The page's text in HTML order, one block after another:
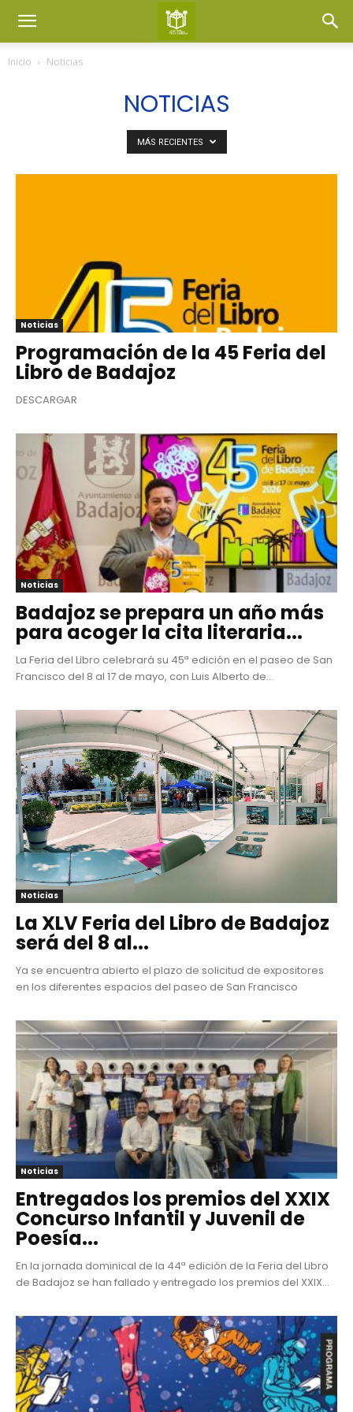
Inicio Noticias
NOTICIAS
MÁS RECIENTES
Noticias
Programación de la 45 Feria del
Libro de Badajoz
DESCARGAR
Noticias
Badajoz se prepara un año más
para acoger la cita literaria...
La Feria del Libro celebrará su 45ª edición en el paseo de San
Francisco del 8 al 17 de mayo, con Luis Alberto de...
Noticias
La XLV Feria del Libro de Badajoz
será del 8 al...
Ya se encuentra abierto el plazo de solicitud de expositores
en los diferentes espacios del paseo de San Francisco
Noticias
Entregados los premios del XXIX
Concurso Infantil y Juvenil de
Poesía...
En la jornada dominical de la 44ª edición de la Feria del Libro
de Badajoz se han fallado y entregado los premios del XXIX...